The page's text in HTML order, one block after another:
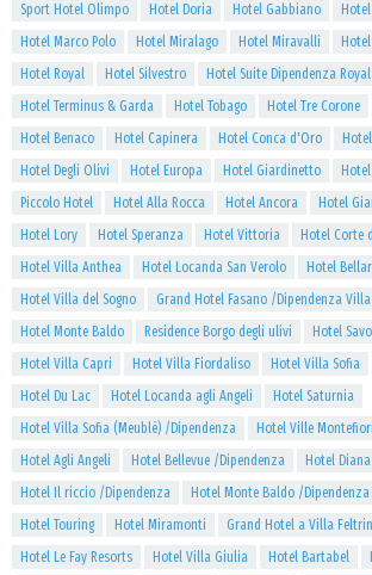
Sport Hotel Olimpo
Hotel Doria Hotel Gabbiano
Hotel Marco Polo
Hotel Miralago Hotel Miravalli
Hotel Royal
Hotel Silvestro
Hotel Suite Dipendenza Royal
Hotel Terminus & Garda
Hotel Tobago Hotel Tre Corone
Hotel Benaco
Hotel Capinera Hotel Conca d'Oro
Hotel Degli Olivi
Hotel Europa Hotel Giardinetto
Piccolo Hotel
Hotel Alla Rocca Hotel Ancora
Hotel
Hotel Lory
Hotel Speranza Hotel Vittoria
Hotel Corte
Hotel Villa Anthea
Hotel Locanda San Verolo
Hotel
Hotel Villa del Sogno
Grand Hotel Fasano /Dipendenza
Hotel Monte Baldo
Residence Borgo degli ulivi
Hotel
Hotel Villa Capri
Hotel Villa Fiordaliso Hotel Villa Sofia
Hotel Du Lac
Hotel Locanda agli Angeli
Hotel Saturnia
Hotel Villa Sofia (Meublè) /Dipendenza
Hotel Ville
Hotel Agli Angeli
Hotel Bellevue /Dipendenza
Hotel Diana
Hotel Il riccio /Dipendenza
Hotel Monte Baldo /Dipendenza
Hotel Touring
Hotel Miramonti
Grand Hotel a Villa
Hotel Le Fay Resorts
Hotel Villa Giulia Hotel Bartabel